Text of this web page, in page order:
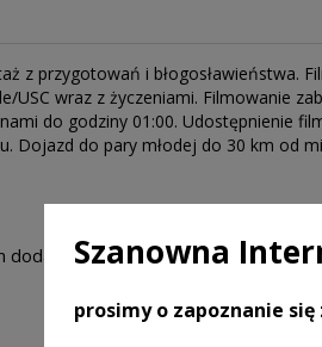
z przygotowań i błogosławieństwa.
USC wraz z życzeniami. Filmowanie
do godziny 01:00. Udostępnienie
Dojazd do pary młodej do 30 km od
dodatkowego osprzętu.
Szanowna
prosimy o zapoznanie